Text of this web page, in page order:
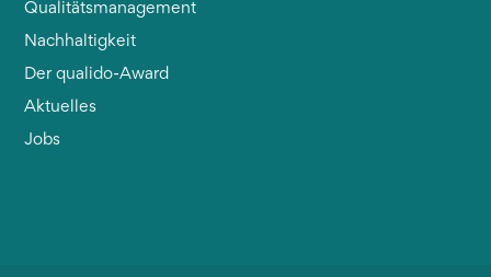
Qualitätsmanagement
Nachhaltigkeit
Der qualido-Award
Aktuelles
Jobs